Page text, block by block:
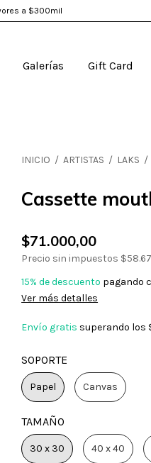
a $300mil
Galerías Gift Card
INICIO / ARTISTAS / LAKS /
Cassette
$71.000,00
Precio sin impuestos
15% de descuento pagando
Ver más detalles
Envío gratis superando los
SOPORTE
Papel Canvas
TAMAÑO
30 x 30 40 x 40